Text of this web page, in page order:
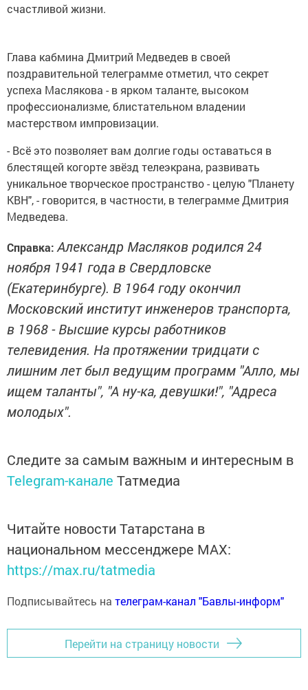
счастливой жизни.
Глава кабмина Дмитрий Медведев в своей
поздравительной телеграмме отметил, что секрет
успеха Маслякова - в ярком таланте, высоком
профессионализме, блистательном владении
мастерством импровизации.
- Всё это позволяет вам долгие годы оставаться в
блестящей когорте звёзд телеэкрана, развивать
уникальное творческое пространство - целую "Планету
КВН", - говорится, в частности, в телеграмме Дмитрия
Медведева.
Справка: Александр Масляков родился 24
ноября 1941 года в Свердловске
(Екатеринбурге). В 1964 году окончил
Московский институт инженеров транспорта,
в 1968 - Высшие курсы работников
телевидения. На протяжении тридцати с
лишним лет был ведущим программ "Алло, мы
ищем таланты", "А ну-ка, девушки!", "Адреса
молодых".
Следите за самым важным и интересным в
Telegram-канале Татмедиа
Читайте новости Татарстана в
национальном мессенджере MАХ:
https://max.ru/tatmedia
Подписывайтесь на телеграм-канал "Бавлы-информ"
Перейти на страницу новости